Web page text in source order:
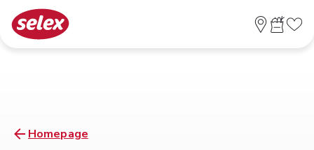
Homepage